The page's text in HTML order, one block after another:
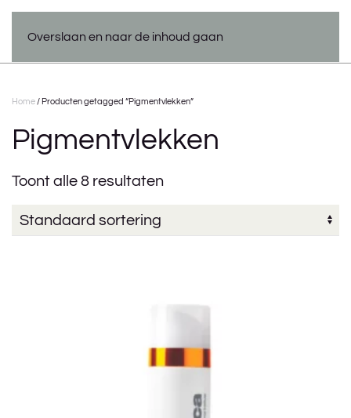
Overslaan en naar de inhoud gaan
Home / Producten getagged “Pigmentvlekken”
Pigmentvlekken
Toont alle 8 resultaten